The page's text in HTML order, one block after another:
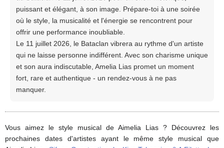
puissant et élégant, à son image. Prépare-toi à une soirée
où le style, la musicalité et l'énergie se rencontrent pour
offrir une performance inoubliable.
Le 11 juillet 2026, le Bataclan vibrera au rythme d'un artiste
qui ne laisse personne indifférent. Avec son charisme unique
et son aura indiscutable, Amelia Lias promet un moment
fort, rare et authentique - un rendez-vous à ne pas
manquer.
Vous aimez le style musical de Aimelia Lias ? Découvrez les
prochaines dates d'artistes ayant le même style musical que